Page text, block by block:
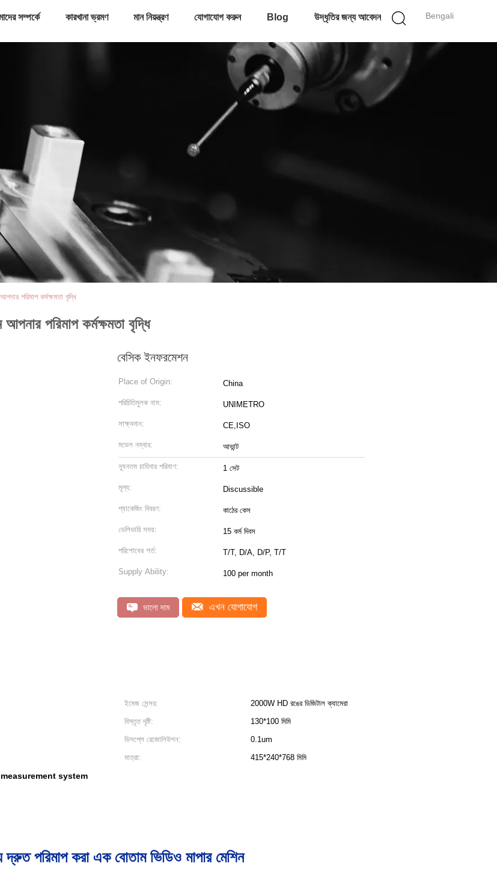
Bengali
সম্পর্কে কারখানা ভ্রমণ মান নিয়ন্ত্রণ যোগাযোগ করুন Blog উদ্ধৃতির জন্য আবেদন
পরিমাপ কর্মক্ষমতা বৃদ্ধি
পরিমাপ কর্মক্ষমতা বৃদ্ধি
বেসিক ইনফরমেশন
Place of Origin: China
পরিচিতিমুলক নাম: UNIMETRO
সাক্ষ্যদান: CE,ISO
মডেল নম্বার: আভান্ট
ন্যূনতম চাহিদার পরিমাণ: 1 সেট
মূল্য: Discussible
প্যাকেজিং বিবরণ: কাঠের কেস
ডেলিভারি সময়: 15 কর্ম দিবস
পরিশোধের শর্ত: T/T, D/A, D/P, T/T
Supply Ability: 100 per month
ভালো দাম এখন যোগাযোগ
ইমেজ সেন্সর:
2000W HD রঙের ডিজিটাল ক্যামেরা
বিস্তৃত দৃষ্টি:
130*100 মিমি
ডিসপ্লে রেজোলিউশন:
0.1um
মাত্রা:
415*240*768 মিমি
system
দ্রুত পরিমাপ করা এক বোতাম ভিডিও মাপার মেশিন